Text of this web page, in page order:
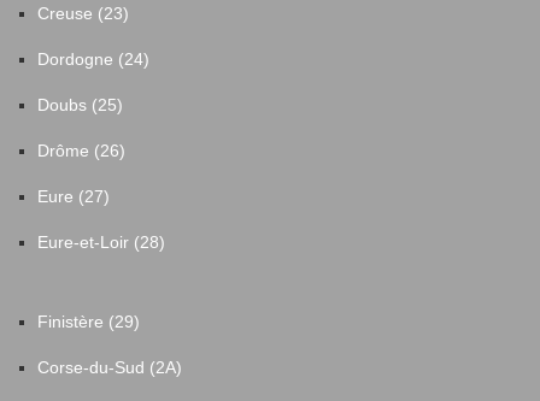
Creuse (23)
Dordogne (24)
Doubs (25)
Drôme (26)
Eure (27)
Eure-et-Loir (28)
Finistère (29)
Corse-du-Sud (2A)